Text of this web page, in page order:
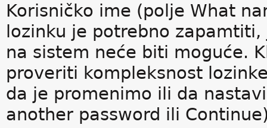
Korisničko ime (polje What
lozinku je potrebno
na sistem neće biti moguće.
proveriti kompleksnost
da je promenimo ili da
another password ili